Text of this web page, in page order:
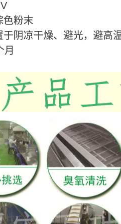
色粉末
于阴凉干燥、避光，避高
月